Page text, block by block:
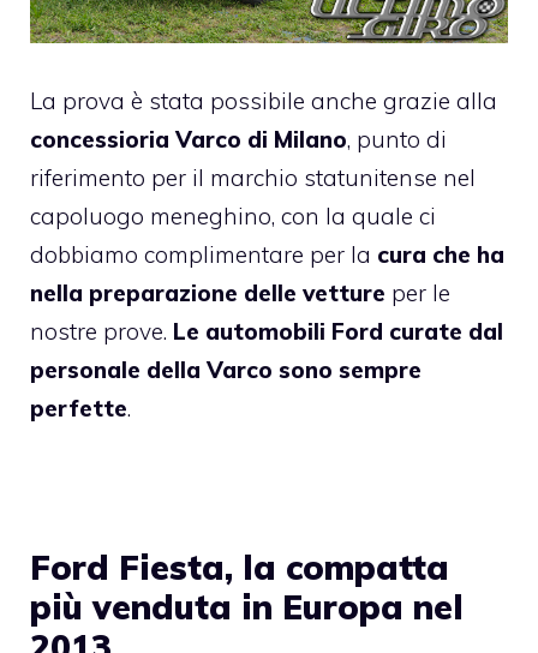
La prova è stata possibile anche grazie alla
concessioria Varco di Milano, punto di
riferimento per il marchio statunitense nel
capoluogo meneghino, con la quale ci
dobbiamo complimentare per la cura che ha
nella preparazione delle vetture per le
nostre prove. Le automobili Ford curate dal
personale della Varco sono sempre
perfette.
Ford Fiesta, la compatta
più venduta in Europa nel